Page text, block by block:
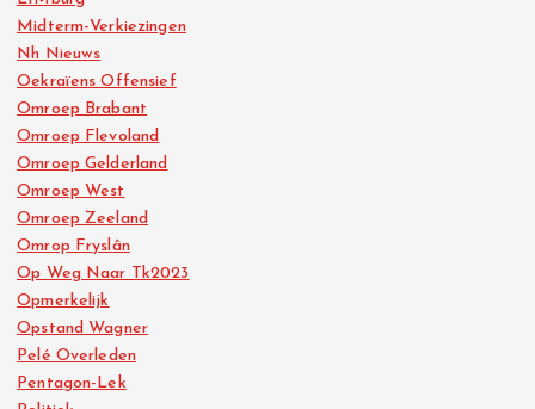
Midterm-Verkiezingen
Nh Nieuws
Oekraïens Offensief
Omroep Brabant
Omroep Flevoland
Omroep Gelderland
Omroep West
Omroep Zeeland
Omrop Fryslân
Op Weg Naar Tk2023
Opmerkelijk
Opstand Wagner
Pelé Overleden
Pentagon-Lek